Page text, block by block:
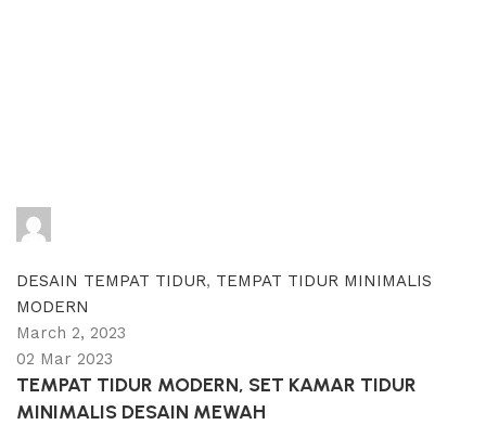
DESAIN TEMPAT TIDUR, TEMPAT TIDUR MINIMALIS
MODERN
March 2, 2023
02 Mar 2023
TEMPAT TIDUR MODERN, SET KAMAR TIDUR
MINIMALIS DESAIN MEWAH